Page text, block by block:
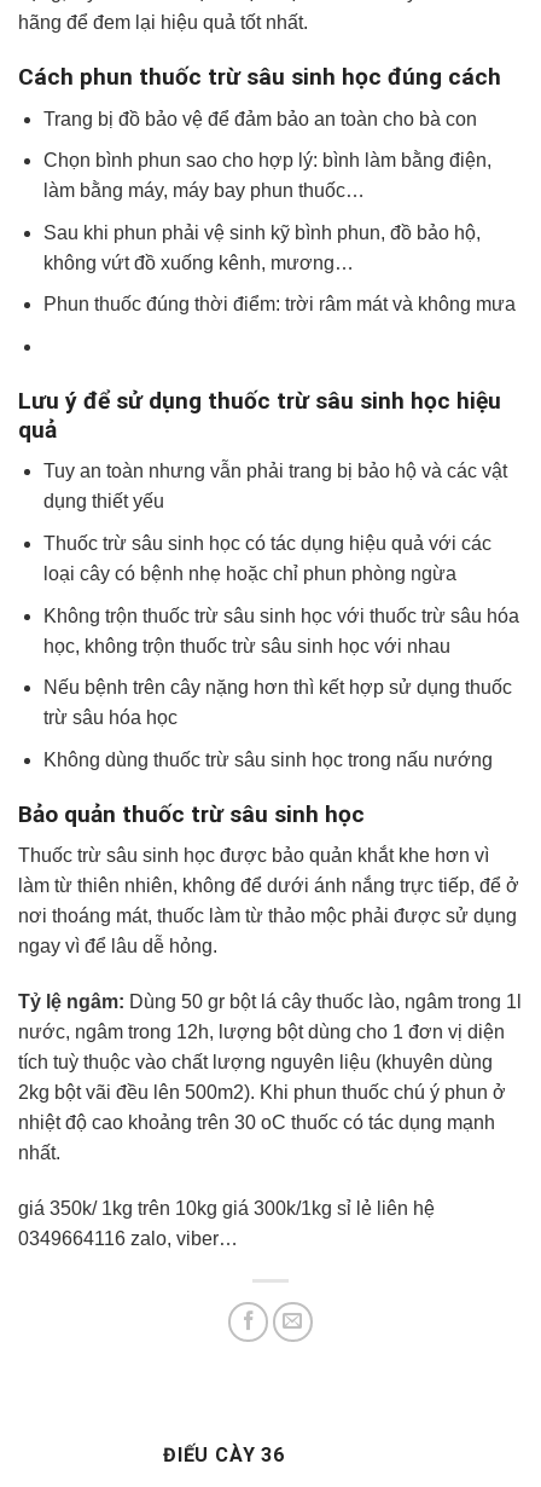
hãng để đem lại hiệu quả tốt nhất.
Cách phun thuốc trừ sâu sinh học đúng cách
Trang bị đồ bảo vệ để đảm bảo an toàn cho bà con
Chọn bình phun sao cho hợp lý: bình làm bằng điện,
làm bằng máy, máy bay phun thuốc…
Sau khi phun phải vệ sinh kỹ bình phun, đồ bảo hộ,
không vứt đồ xuống kênh, mương…
Phun thuốc đúng thời điểm: trời râm mát và không mưa
Lưu ý để sử dụng thuốc trừ sâu sinh học hiệu
quả
Tuy an toàn nhưng vẫn phải trang bị bảo hộ và các vật
dụng thiết yếu
Thuốc trừ sâu sinh học có tác dụng hiệu quả với các
loại cây có bệnh nhẹ hoặc chỉ phun phòng ngừa
Không trộn thuốc trừ sâu sinh học với thuốc trừ sâu hóa
học, không trộn thuốc trừ sâu sinh học với nhau
Nếu bệnh trên cây nặng hơn thì kết hợp sử dụng thuốc
trừ sâu hóa học
Không dùng thuốc trừ sâu sinh học trong nấu nướng
Bảo quản thuốc trừ sâu sinh học
Thuốc trừ sâu sinh học được bảo quản khắt khe hơn vì
làm từ thiên nhiên, không để dưới ánh nắng trực tiếp, để ở
nơi thoáng mát, thuốc làm từ thảo mộc phải được sử dụng
ngay vì để lâu dễ hỏng.
Tỷ lệ ngâm: Dùng 50 gr bột lá cây thuốc lào, ngâm trong 1l
nước, ngâm trong 12h, lượng bột dùng cho 1 đơn vị diện
tích tuỳ thuộc vào chất lượng nguyên liệu (khuyên dùng
2kg bột vãi đều lên 500m2). Khi phun thuốc chú ý phun ở
nhiệt độ cao khoảng trên 30 oC thuốc có tác dụng mạnh
nhất.
giá 350k/ 1kg trên 10kg giá 300k/1kg sỉ lẻ liên hệ
0349664116 zalo, viber…
ĐIẾU CÀY 36